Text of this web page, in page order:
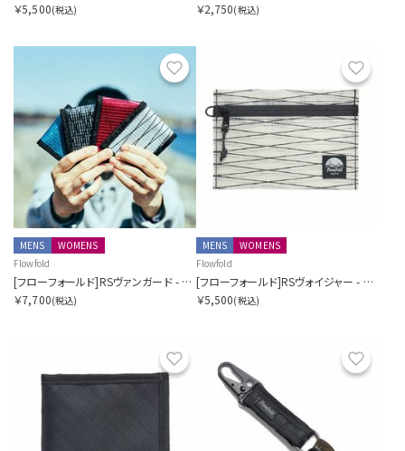
￥5,500(税込) ￥2,750(税込)
お気に入り
MENS
WOMENS
Flowfold
[フローフォールド]RSヴァンガード - バイフォールドウォレット
￥7,700(税込)
MENS
WOMENS
Flowfold
[フローフォールド]RSヴォイジャー - ジッパーポーチ - M
￥5,500(税込)
お気に入り